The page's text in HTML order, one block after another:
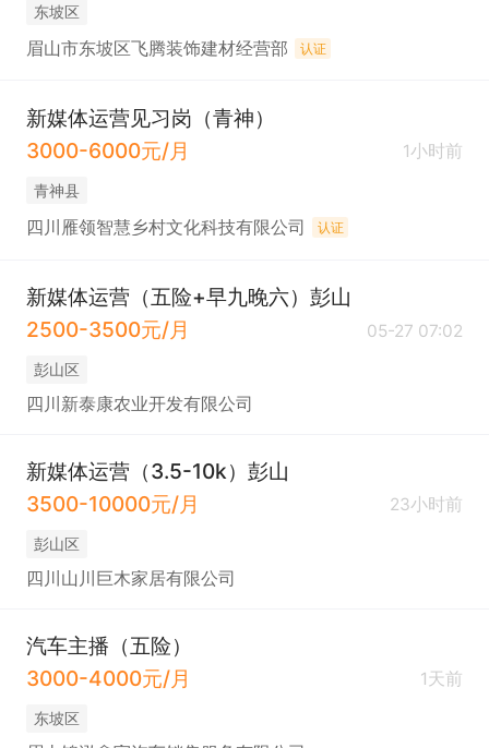
东坡区
眉山市东坡区飞腾装饰建材经营部 认证
新媒体运营见习岗（青神）
3000-6000元/月
1小时前
青神县
四川雁领智慧乡村文化科技有限公司 认证
新媒体运营（五险+早九晚六）彭山
2500-3500元/月
05-27 07:02
彭山区
四川新泰康农业开发有限公司
新媒体运营（3.5-10k）彭山
3500-10000元/月
23小时前
彭山区
四川山川巨木家居有限公司
汽车主播（五险）
3000-4000元/月
1天前
东坡区